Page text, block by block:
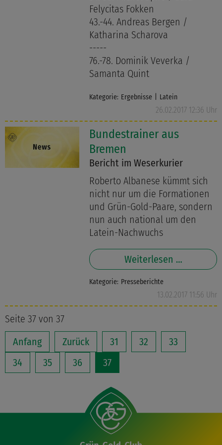
Felycitas Fokken
43.-44. Andreas Bergen /
Katharina Scharova
-----
76.-78. Dominik Veverka /
Samanta Quint
Kategorie: Ergebnisse Latein
26.02.2017 12:36 Uhr
Bundestrainer aus
Bremen
Bericht im Weserkurier
Roberto Albanese kümmt sich
nicht nur um die Formationen
und Grün-Gold-Paare, sondern
nun auch national um den
Latein-Nachwuchs
Weiterlesen …
Kategorie: Presseberichte
13.02.2017 11:56 Uhr
Seite 37 von 37
Anfang
Zurück 31 32
33
34
35 36 37